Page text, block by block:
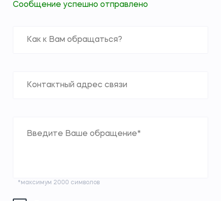
Сообщение успешно отправлено
*максимум 2000 символов